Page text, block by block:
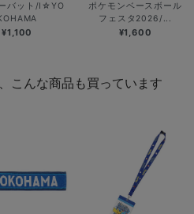
バット/I☆YO
¥1,100
ポケモンベースボール
フェスタ2026/...
¥1,600
こんな商品も買っています